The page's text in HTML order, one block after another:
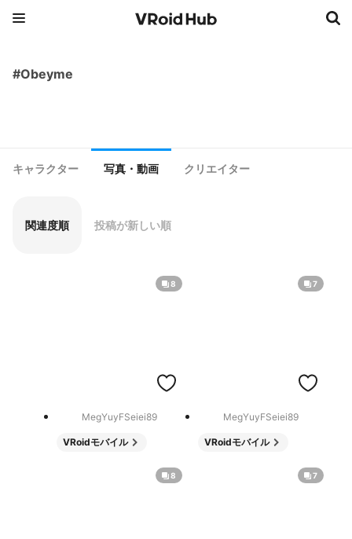
#Obeyme
キャラクター 写真・動画 クリエイター
関連度順 投稿が新しい順
8
MegYuyFSeiei89
VRoidモバイル
7
MegYuyFSeiei89
VRoidモバイル
8 7